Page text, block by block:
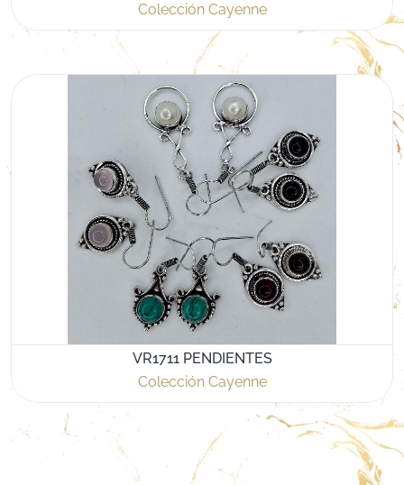
Colección Cayenne
VR1711 PENDIENTES
Colección Cayenne